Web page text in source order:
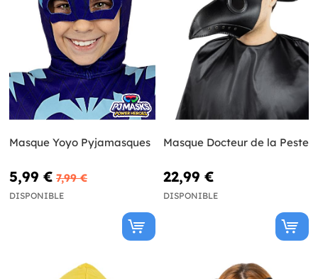
Masque Yoyo Pyjamasques
5,99 € 7,99 €
DISPONIBLE
Masque Docteur de la Peste
22,99 €
DISPONIBLE